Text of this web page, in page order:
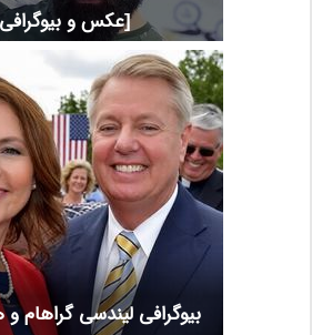
[عکس و
بیوگرافی لیندسی